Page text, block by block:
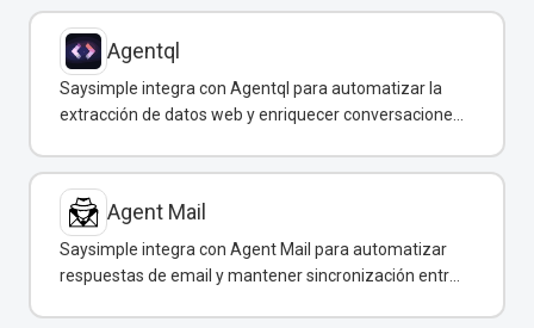
Agentql
Saysimple integra con Agentql para automatizar la
extracción de datos web y enriquecer conversaciones
Agent Mail
Saysimple integra con Agent Mail para automatizar
respuestas de email y mantener sincronización entre